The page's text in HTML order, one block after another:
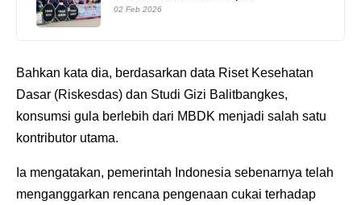
02 Feb 2026
Bahkan kata dia, berdasarkan data Riset Kesehatan
Dasar (Riskesdas) dan Studi Gizi Balitbangkes,
konsumsi gula berlebih dari MBDK menjadi salah satu
kontributor utama.
Ia mengatakan, pemerintah Indonesia sebenarnya telah
menganggarkan rencana pengenaan cukai terhadap